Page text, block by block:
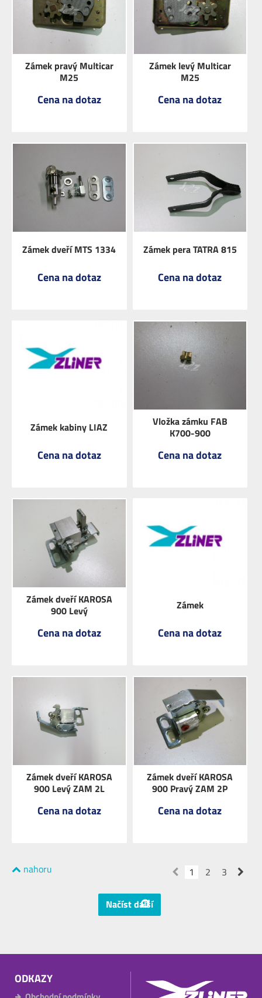
Zámek pravý Multicar
M25
Cena na dotaz
Zámek levý Multicar
M25
Cena na dotaz
Zámek dveří MTS 1334
Cena na dotaz
Zámek pera TATRA 815
Cena na dotaz
ZOBRAZIT
Zámek kabiny LIAZ
Cena na dotaz
ZOBRAZIT
Vložka zámku FAB
K700-900
Cena na dotaz
Zámek dveří KAROSA
900 Levý
Cena na dotaz
Zámek
Cena na dotaz
ZOBRAZIT
Zámek dveří KAROSA
900 Levý ZAM 2L
Cena na dotaz
Zámek dveří KAROSA
900 Pravý ZAM 2P
Cena na dotaz
ZOBRAZIT
nahoru 1 2 3
Načíst další
ODKAZY